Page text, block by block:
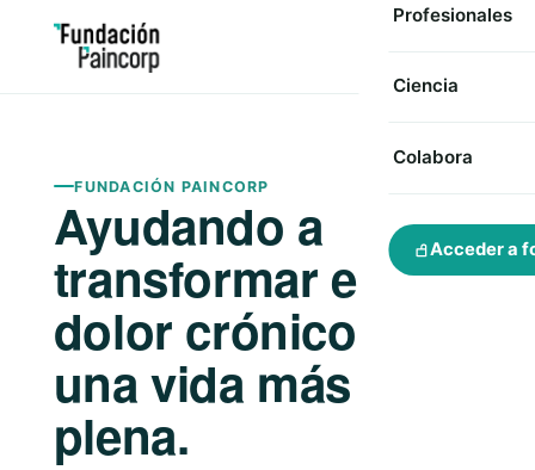
Profesionales
Ciencia
Colabora
Acceder a
FUNDACIÓN PAINCORP
Ayudando a
transformar el
dolor crónico en
una vida más
plena.